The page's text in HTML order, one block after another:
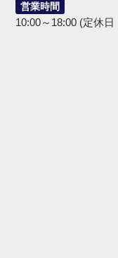
営業時間
10:00～18:00 (定休